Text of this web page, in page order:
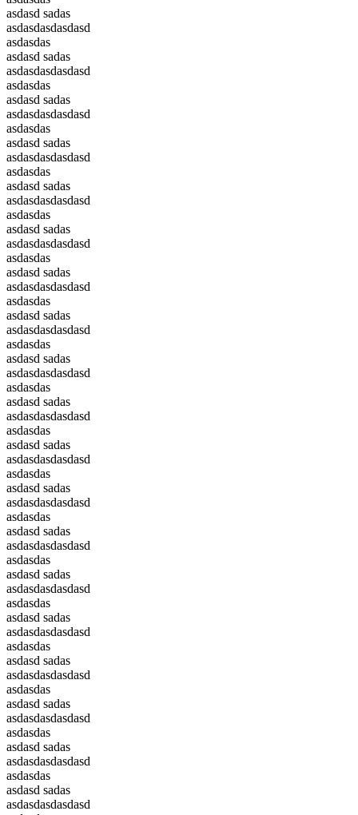
asdasd sadas
asdasdasdasdasd
asdasdas
asdasd sadas
asdasdasdasdasd
asdasdas
asdasd sadas
asdasdasdasdasd
asdasdas
asdasd sadas
asdasdasdasdasd
asdasdas
asdasd sadas
asdasdasdasdasd
asdasdas
asdasd sadas
asdasdasdasdasd
asdasdas
asdasd sadas
asdasdasdasdasd
asdasdas
asdasd sadas
asdasdasdasdasd
asdasdas
asdasd sadas
asdasdasdasdasd
asdasdas
asdasd sadas
asdasdasdasdasd
asdasdas
asdasd sadas
asdasdasdasdasd
asdasdas
asdasd sadas
asdasdasdasdasd
asdasdas
asdasd sadas
asdasdasdasdasd
asdasdas
asdasd sadas
asdasdasdasdasd
asdasdas
asdasd sadas
asdasdasdasdasd
asdasdas
asdasd sadas
asdasdasdasdasd
asdasdas
asdasd sadas
asdasdasdasdasd
asdasdas
asdasd sadas
asdasdasdasdasd
asdasdas
asdasd sadas
asdasdasdasdasd